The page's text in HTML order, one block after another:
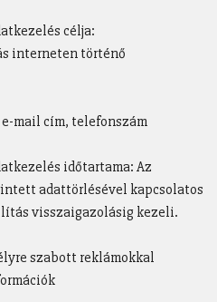
célja:
interneten történő
mail cím, telefonszám
időtartama: Az
adattörlésével kapcsolatos
visszaigazolásig kezeli.
szabott reklámokkal